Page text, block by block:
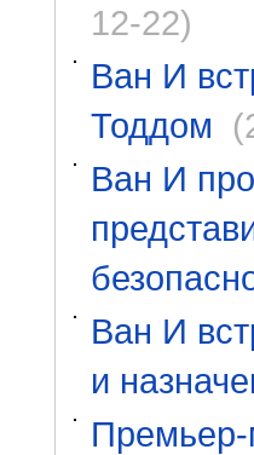
12-22)
Ван И
Тоддом
Ван И
Ван И
и
Премьер-